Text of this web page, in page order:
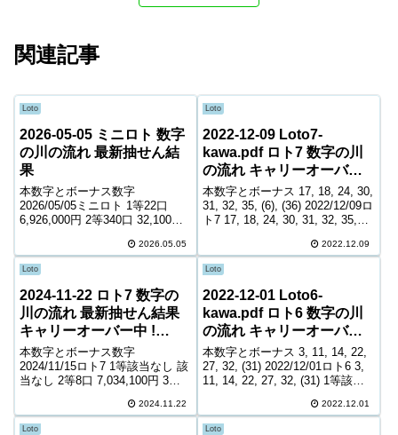
関連記事
Loto
2026-05-05 ミニロト 数字
の川の流れ 最新抽せん結
果
本数字とボーナス数字
2026/05/05ミニロト 1等22口
6,926,000円 2等340口 32,100円
900円 ＊抽せんの結果は最終的
に発売元の発表のものと照合し
て下さい。 ...
2026.05.05
Loto
2022-12-09 Loto7-
kawa.pdf ロト7 数字の川
の流れ キャリーオーバー
中! 1,774,703,030円
本数字とボーナス 17, 18, 24, 30,
31, 32, 35, (6), (36) 2022/12/09ロ
ト7 17, 18, 24, 30, 31, 32, 35,
2022.12.09
Loto
2024-11-22 ロト7 数字の
川の流れ 最新抽せん結果
キャリーオーバー中 !
341,623,880円
本数字とボーナス数字
2024/11/15ロト7 1等該当なし 該
当なし 2等8口 7,034,100円 3等
10,200円 5等69,638口 1,600円 6
等121,322口 1,100円...
2024.11.22
Loto
2022-12-01 Loto6-
kawa.pdf ロト6 数字の川
の流れ キャリーオーバー
中! 760,000,989円
本数字とボーナス 3, 11, 14, 22,
27, 32, (31) 2022/12/01ロト6 3,
11, 14, 22, 27, 32, (31) 1等該当
円 3等393口 220,60...
2022.12.01
Loto Loto